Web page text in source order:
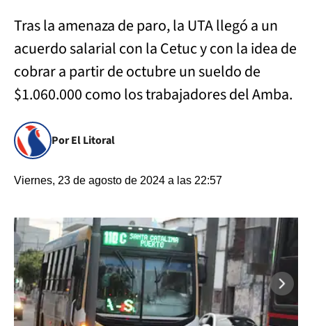
Tras la amenaza de paro, la UTA llegó a un
acuerdo salarial con la Cetuc y con la idea de
cobrar a partir de octubre un sueldo de
$1.060.000 como los trabajadores del Amba.
Por El Litoral
Viernes, 23 de agosto de 2024 a las 22:57